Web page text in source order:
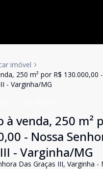
imóvel
250 m² por R$ 130.000,00
- Varginha/MG
à venda, 250 m²
- Nossa
- Varginha/MG
Das Graças III, Varginha -